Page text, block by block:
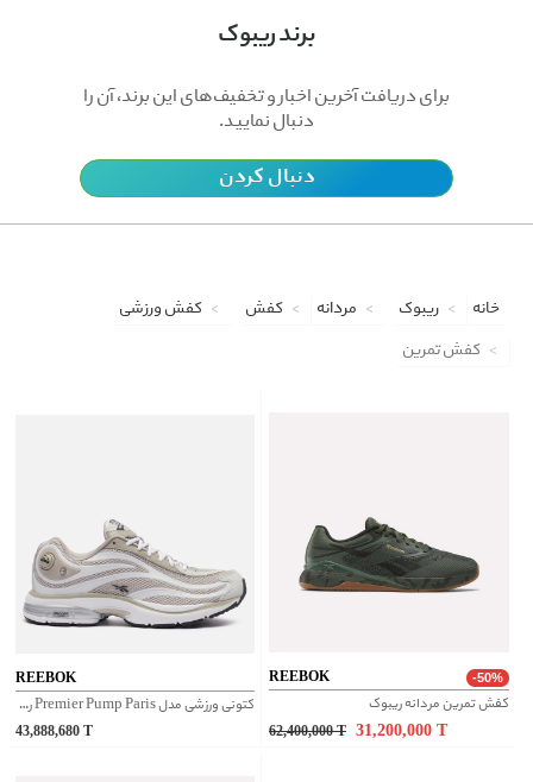
برند ریبوک
برای دریافت آخرین اخبار و تخفیف‌های این برند، آن را
دنبال نمایید.
دنبال کردن
خانه ریبوک مردانه کفش
کفش ورزشی
کفش تمرین
REEBOK
کتونی ورزشی مدل Premier Pump Paris ریبوک اورجینال
43,888,680
REEBOK -50%
کفش تمرین مردانه ریبوک
62,400,000 T 31,200,000